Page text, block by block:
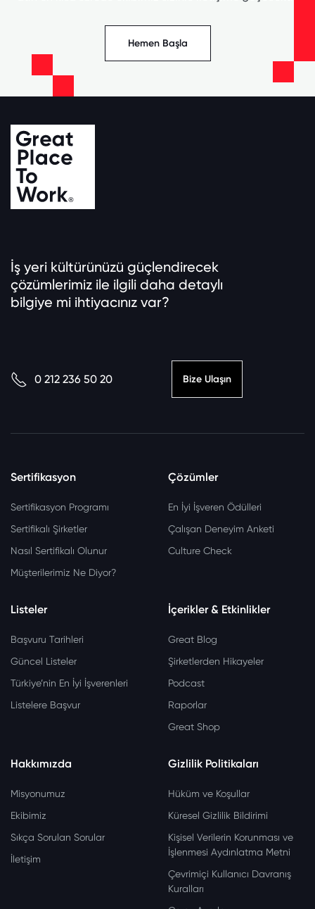
Hemen Başla
İş yeri kültürünüzü güçlendirecek
çözümlerimiz ile ilgili daha detaylı
bilgiye mi ihtiyacınız var?
0 212 236 50 20 Bize Ulaşın
Sertifikasyon
Sertifikasyon Programı
Sertifikalı Şirketler
Nasıl Sertifikalı Olunur
Müşterilerimiz Ne Diyor?
Çözümler
En İyi İşveren Ödülleri
Çalışan Deneyim Anketi
Culture Check
Listeler
Başvuru Tarihleri
Güncel Listeler
Türkiye’nin En İyi İşverenleri
Listelere Başvur
İçerikler & Etkinlikler
Great Blog
Şirketlerden Hikayeler
Podcast
Raporlar
Great Shop
Hakkımızda
Misyonumuz
Ekibimiz
Sıkça Sorulan Sorular
İletişim
Gizlilik Politikaları
Hüküm ve Koşullar
Küresel Gizlilik Bildirimi
Kişisel Verilerin Korunması ve
İşlenmesi Aydınlatma Metni
Çevrimiçi Kullanıcı Davranış
Kuralları